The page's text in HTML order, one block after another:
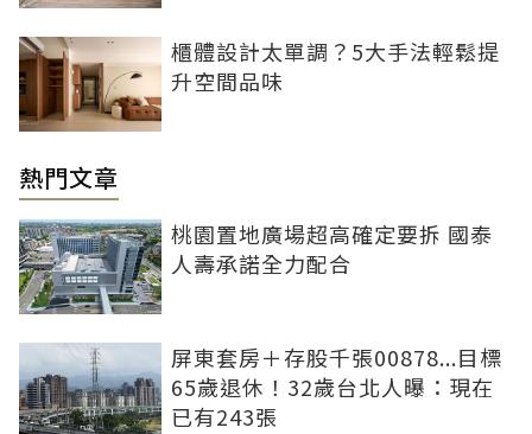
櫃體設計太單調？5大手法輕鬆提
升空間品味
熱門文章
桃園置地廣場超高確定要拆 國泰
人壽承諾全力配合
屏東套房＋存股千張00878...目標
65歲退休！32歲台北人曝：現在
已有243張